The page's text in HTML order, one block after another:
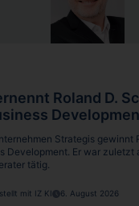
Roland D.
Strategis gewinnt
Development. Er war zuletzt
tätig.
mit IZ KI 6. August 2026